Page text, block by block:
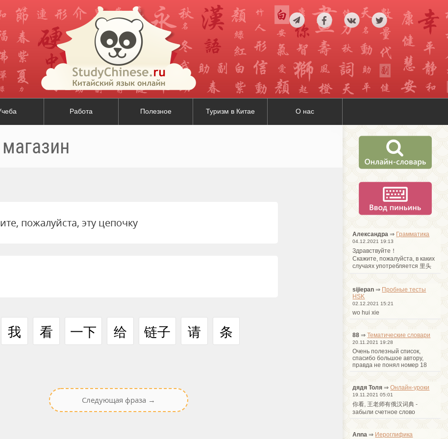
Работа Полезное Туризм в Китае О нас
пожалуйста, эту цепочку
我 看 一下 给 链子 请 条
Следующая фраза →
Александра ⇒ Грамматика
04.12.2021 19:13
Здравствуйте！
Cкажите, пожалуйста, в каких
случаях употребляется 里头
sijiepan ⇒ Пробные тесты
HSK
02.12.2021 15:21
wo hui xie
88 ⇒Тематические словари
20.11.2021 19:28
Очень полезный список,
спасибо большое автору,
правда не понял номер 18
дядя Толя ⇒Онлайн-уроки
19.11.2021 05:01
你看, 王老师有俄汉词典 -
забыли счетное слово
Anna ⇒ Иероглифика